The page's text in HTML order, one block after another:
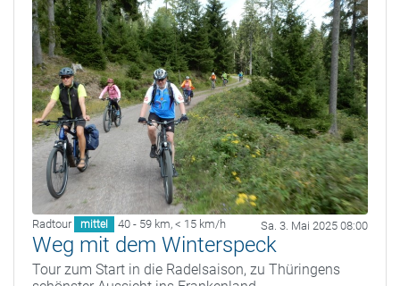
Radtour mittel 40 - 59 km, < 15 km/h Sa. 3. Mai 2025 08:00
Weg mit dem Winterspeck
Tour zum Start in die Radelsaison, zu Thüringens